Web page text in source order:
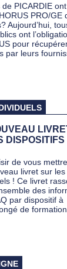
PICARDIE
PRO/GE
Aujourd’hui,
ont
pour
par leurs
DISPOSITIFS
de vous
livret sur les
! Ce livret
des
par dispositif à
de formation